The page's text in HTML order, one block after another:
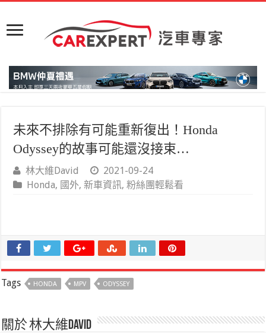
未來不排除有可能重新復出！Honda
Odyssey的故事可能還沒接束…
林大維David
2021-09-24
Honda, 國外,新車資訊,粉絲團輕鬆看
Tags HONDA MPV ODYSSEY
關於 林大維David